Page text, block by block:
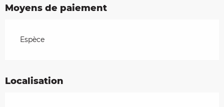
Moyens de paiement
Espèce
Localisation